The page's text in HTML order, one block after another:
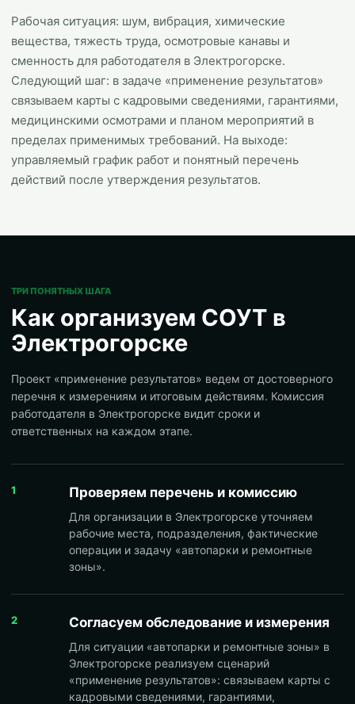
Рабочая ситуация: шум, вибрация, химические
вещества, тяжесть труда, осмотровые канавы и
сменность для работодателя в Электрогорске.
Следующий шаг: в задаче «применение результатов»
связываем карты с кадровыми сведениями, гарантиями,
медицинскими осмотрами и планом мероприятий в
пределах применимых требований. На выходе:
управляемый график работ и понятный перечень
действий после утверждения результатов.
ТРИ ПОНЯТНЫХ ШАГА
Как организуем СОУТ в
Электрогорске
Проект «применение результатов» ведем от достоверного
перечня к измерениям и итоговым действиям. Комиссия
работодателя в Электрогорске видит сроки и
ответственных на каждом этапе.
1 Проверяем перечень и комиссию
Для организации в Электрогорске уточняем
рабочие места, подразделения, фактические
операции и задачу «автопарки и ремонтные
зоны».
2 Согласуем обследование и измерения
Для ситуации «автопарки и ремонтные зоны» в
Электрогорске реализуем сценарий
«применение результатов»: связываем карты с
кадровыми сведениями, гарантиями,